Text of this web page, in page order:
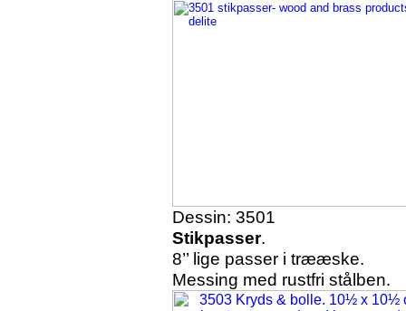
Dessin: 3501
Stikpasser.
8’’ lige passer i trææske.
Messing med rustfri stålben.